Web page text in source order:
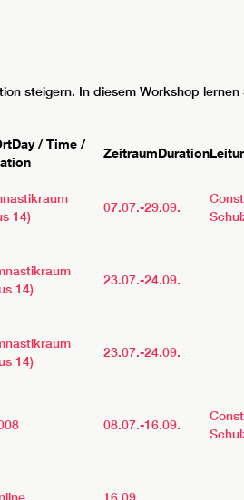
steigern. In diesem Workshop
Day / Time /
ZeitraumDuration
14)
07.07.-29.09.
14)
23.07.-24.09.
14)
23.07.-24.09.
08.07.-16.09.